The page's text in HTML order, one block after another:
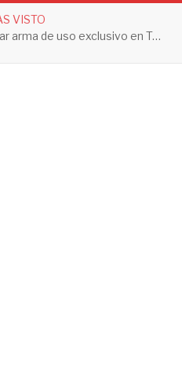
VISTO
Condenan a hombre por portar arma de uso exclusivo en Tepic